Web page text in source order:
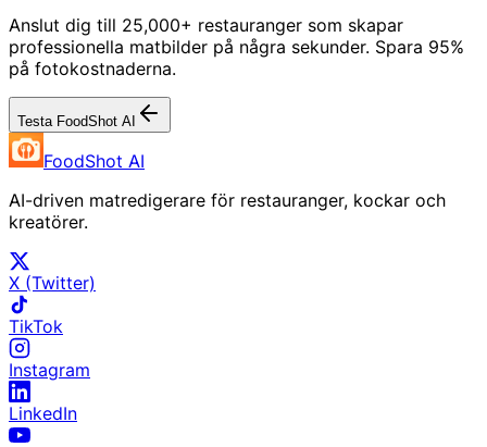
Anslut dig till 25,000+ restauranger som skapar
professionella matbilder på några sekunder. Spara 95%
på fotokostnaderna.
Testa FoodShot AI
FoodShot AI
AI-driven matredigerare för restauranger, kockar och
kreatörer.
X (Twitter)
TikTok
Instagram
LinkedIn